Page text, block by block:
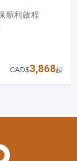
順利啟程
地文化熱情
，以其清澈的
生物和刺激的冒
日
CAD$3,868起